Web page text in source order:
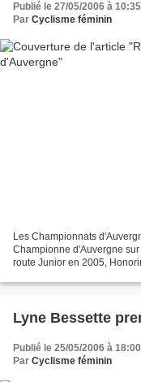
Publié le 27/05/2006 à 10:35
Par Cyclisme féminin
Les Championnats
Championne d'Auvergne
route Junior en 2005,
Lyne Bessette
Publié le 25/05/2006 à 18:00
Par Cyclisme féminin